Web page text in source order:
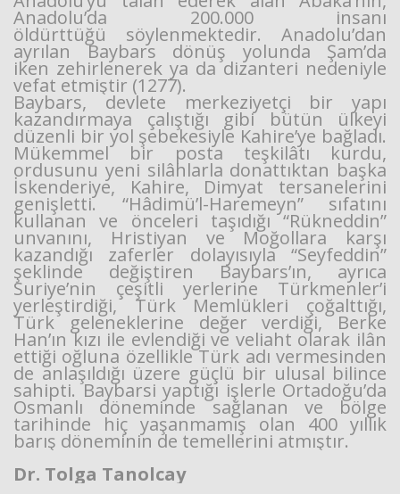
Anadolu’da 200.000 insanı
öldürttüğü söylenmektedir. Anadolu’dan
ayrılan Baybars dönüş yolunda Şam’da
iken zehirlenerek ya da dizanteri nedeniyle
vefat etmiştir (1277).
Baybars, devlete merkeziyetçi bir yapı
kazandırmaya çalıştığı gibi bütün ülkeyi
düzenli bir yol şebekesiyle Kahire’ye bağladı.
Mükemmel bir posta teşkilâtı kurdu,
ordusunu yeni silâhlarla donattıktan başka
İskenderiye, Kahire, Dimyat tersanelerini
genişletti. “Hâdimü’l-Haremeyn” sıfatını
kullanan ve önceleri taşıdığı “Rükneddin”
unvanını, Hristiyan ve Moğollara karşı
kazandığı zaferler dolayısıyla “Seyfeddin”
şeklinde değiştiren Baybars’ın, ayrıca
Suriye’nin çeşitli yerlerine Türkmenler’i
yerleştirdiği, Türk Memlükleri çoğalttığı,
Türk geleneklerine değer verdiği, Berke
Han’ın kızı ile evlendiği ve veliaht olarak ilân
ettiği oğluna özellikle Türk adı vermesinden
de anlaşıldığı üzere güçlü bir ulusal bilince
sahipti. Baybarsi yaptığı işlerle Ortadoğu’da
Osmanlı döneminde sağlanan ve bölge
tarihinde hiç yaşanmamış olan 400 yıllık
barış döneminin de temellerini atmıştır.
Dr. Tolga Tanolcay